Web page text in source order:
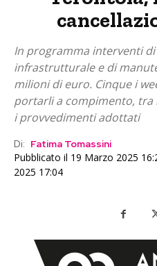
In programma interventi
infrastrutturale e di
milioni di euro. Cinque i
portarli a compimento, tra
i provvedimenti adottati
Di: Fatima Tomassini
Pubblicato il 19 Marzo 2025
2025 17:04